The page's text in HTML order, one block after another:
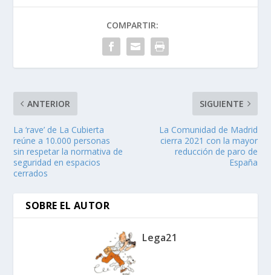
COMPARTIR:
ANTERIOR
La ‘rave’ de La Cubierta
reúne a 10.000 personas
sin respetar la normativa de
seguridad en espacios
cerrados
SIGUIENTE
La Comunidad de Madrid
cierra 2021 con la mayor
reducción de paro de
España
SOBRE EL AUTOR
Lega21